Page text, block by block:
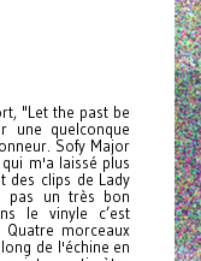
"Let the past be
une quelconque
Sofy Major
m'a laissé plus
des clips de Lady
pas un très bon
le vinyle c’est
morceaux
de l'échine en